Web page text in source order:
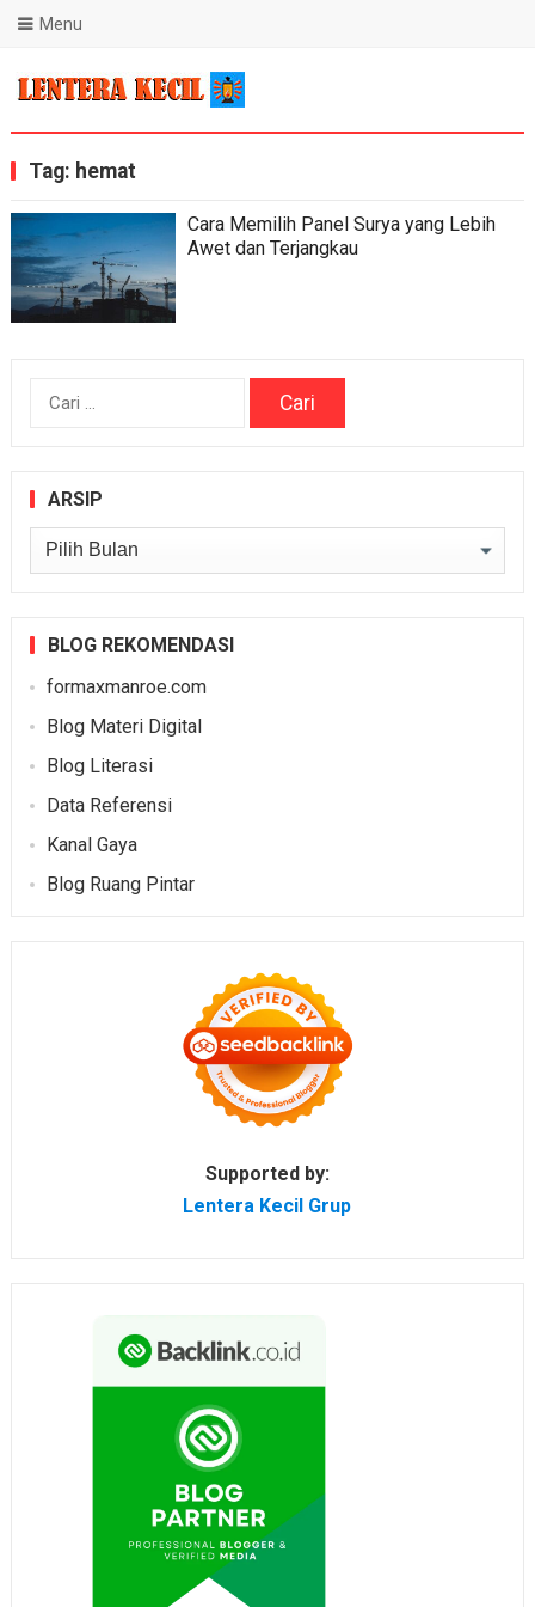
Blog Lentera Kecil
Menu
Tag: hemat
Cara Memilih Panel Surya yang Lebih
Awet dan Terjangkau
Cari
ARSIP
Arsip
BLOG REKOMENDASI
formaxmanroe.com
Blog Materi Digital
Blog Literasi
Data Referensi
Kanal Gaya
Blog Ruang Pintar
Supported by:
Lentera Kecil Grup